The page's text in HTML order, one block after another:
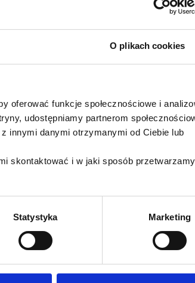
O plikach cookies
oferować funkcje społecznościowe i
udostępniamy partnerom
innymi danymi otrzymanymi od Ciebie lub
skontaktować i w jaki sposób
Statystyka Marketing